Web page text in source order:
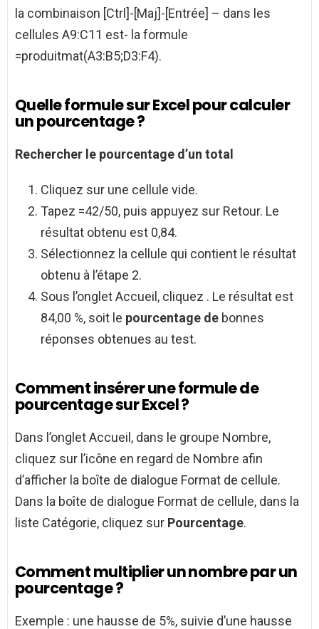
la combinaison [Ctrl]-[Maj]-[Entrée] – dans les
cellules A9:C11 est- la formule
=produitmat(A3:B5;D3:F4).
Quelle formule sur Excel pour calculer
un pourcentage ?
Rechercher le pourcentage d’un total
Cliquez sur une cellule vide.
Tapez =42/50, puis appuyez sur Retour. Le
résultat obtenu est 0,84.
Sélectionnez la cellule qui contient le résultat
obtenu à l’étape 2.
Sous l’onglet Accueil, cliquez . Le résultat est
84,00 %, soit le pourcentage de bonnes
réponses obtenues au test.
Comment insérer une formule de
pourcentage sur Excel ?
Dans l’onglet Accueil, dans le groupe Nombre,
cliquez sur l’icône en regard de Nombre afin
d’afficher la boîte de dialogue Format de cellule.
Dans la boîte de dialogue Format de cellule, dans la
liste Catégorie, cliquez sur Pourcentage.
Comment multiplier un nombre par un
pourcentage ?
Exemple : une hausse de 5%, suivie d’une hausse